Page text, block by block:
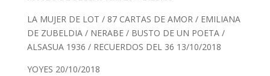
LA MUJER DE LOT / 87 CARTAS DE AMOR / EMILIANA
DE ZUBELDIA / NERABE / BUSTO DE UN POETA /
ALSASUA 1936 / RECUERDOS DEL 36 13/10/2018
YOYES 20/10/2018